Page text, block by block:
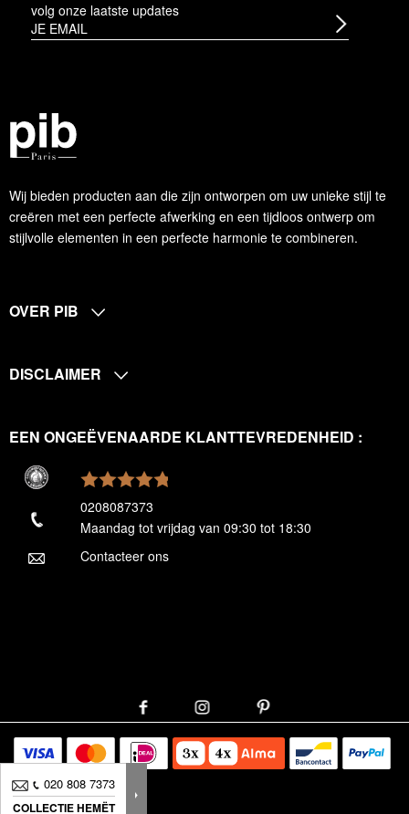
Wij bieden producten aan die zijn ontworpen om uw unieke stijl te
creëren met een perfecte afwerking en een tijdloos ontwerp om
stijlvolle elementen in een perfecte harmonie te combineren.
volg onze laatste updates
OVER PIB
DISCLAIMER
EEN ONGEËVENAARDE KLANTTEVREDENHEID :
0208087373
Maandag tot vrijdag van 09:30 tot 18:30
Contacteer ons
020 808 7373
COLLECTIE HEMËT